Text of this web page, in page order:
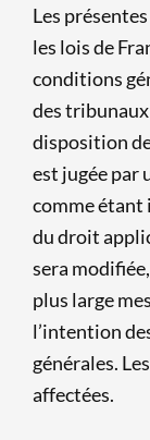
Les
les lois de
conditions
des tribunaux
disposition
est jugée par
comme étant
du droit
sera
plus large
l’intention
générales.
affectées.